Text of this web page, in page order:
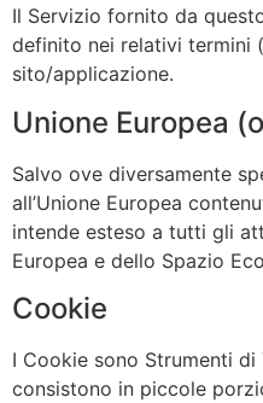
Il Servizio fornito da
definito nei relativi termini
sito/applicazione.
Unione Europea
Salvo ove diversamente
all’Unione Europea
intende esteso a tutti gli
Europea e dello Spazio
Cookie
I Cookie sono Strumenti di
consistono in piccole